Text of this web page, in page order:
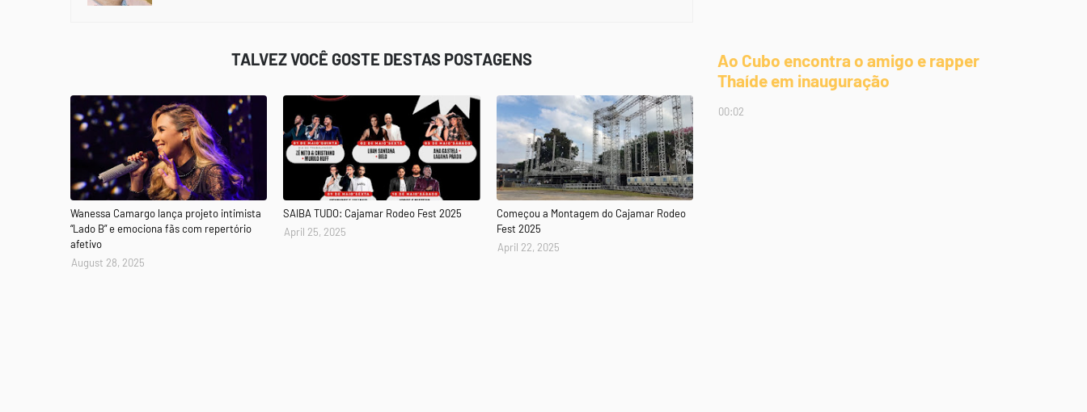
TALVEZ VOCÊ GOSTE DESTAS POSTAGENS
Wanessa Camargo lança projeto intimista
“Lado B” e emociona fãs com repertório
afetivo
August 28, 2025
SAIBA TUDO: Cajamar Rodeo Fest 2025
April 25, 2025
Começou a Montagem do Cajamar Rodeo
Fest 2025
April 22, 2025
Ao Cubo encontra o amigo e rapper
Thaíde em inauguração
00:02